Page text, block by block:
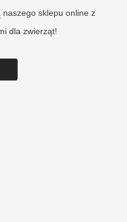
sklepu online z
dla zwierząt!